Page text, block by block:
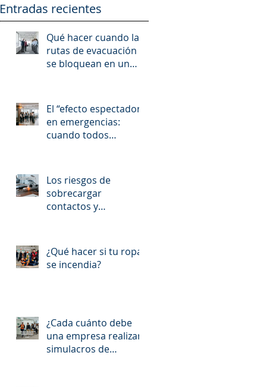
Entradas recientes
Qué hacer cuando las
rutas de evacuación
se bloquean en un
El “efecto espectador”
en emergencias:
cuando todos
Los riesgos de
sobrecargar
contactos y
¿Qué hacer si tu ropa
se incendia?
¿Cada cuánto debe
una empresa realizar
simulacros de